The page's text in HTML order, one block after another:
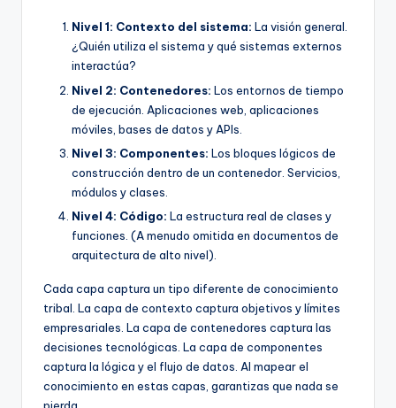
Nivel 1: Contexto del sistema: La visión general.
¿Quién utiliza el sistema y qué sistemas externos
interactúa?
Nivel 2: Contenedores: Los entornos de tiempo
de ejecución. Aplicaciones web, aplicaciones
móviles, bases de datos y APIs.
Nivel 3: Componentes: Los bloques lógicos de
construcción dentro de un contenedor. Servicios,
módulos y clases.
Nivel 4: Código: La estructura real de clases y
funciones. (A menudo omitida en documentos de
arquitectura de alto nivel).
Cada capa captura un tipo diferente de conocimiento
tribal. La capa de contexto captura objetivos y límites
empresariales. La capa de contenedores captura las
decisiones tecnológicas. La capa de componentes
captura la lógica y el flujo de datos. Al mapear el
conocimiento en estas capas, garantizas que nada se
pierda.